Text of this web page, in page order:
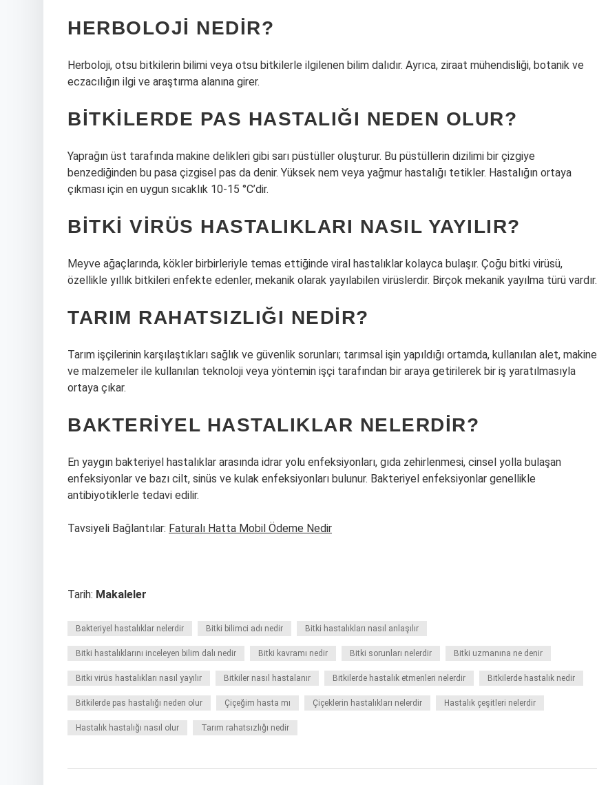
HERBOLOJI NEDIR?
Herboloji, otsu bitkilerin bilimi veya otsu bitkilerle ilgilenen bilim dalıdır. Ayrıca, ziraat mühendisliği, botanik ve
eczacılığın ilgi ve araştırma alanına girer.
BITKILERDE PAS HASTALIĞI NEDEN OLUR?
Yaprağın üst tarafında makine delikleri gibi sarı püstüller oluşturur. Bu püstüllerin dizilimi bir çizgiye
benzediğinden bu pasa çizgisel pas da denir. Yüksek nem veya yağmur hastalığı tetikler. Hastalığın ortaya
çıkması için en uygun sıcaklık 10-15 °C’dir.
BITKI VIRÜS HASTALIKLARI NASIL YAYILIR?
Meyve ağaçlarında, kökler birbirleriyle temas ettiğinde viral hastalıklar kolayca bulaşır. Çoğu bitki virüsü,
özellikle yıllık bitkileri enfekte edenler, mekanik olarak yayılabilen virüslerdir. Birçok mekanik yayılma türü vardır.
TARIM RAHATSIZLIĞI NEDIR?
Tarım işçilerinin karşılaştıkları sağlık ve güvenlik sorunları; tarımsal işin yapıldığı ortamda, kullanılan alet, makine
ve malzemeler ile kullanılan teknoloji veya yöntemin işçi tarafından bir araya getirilerek bir iş yaratılmasıyla
ortaya çıkar.
BAKTERIYEL HASTALIKLAR NELERDIR?
En yaygın bakteriyel hastalıklar arasında idrar yolu enfeksiyonları, gıda zehirlenmesi, cinsel yolla bulaşan
enfeksiyonlar ve bazı cilt, sinüs ve kulak enfeksiyonları bulunur. Bakteriyel enfeksiyonlar genellikle
antibiyotiklerle tedavi edilir.
Tavsiyeli Bağlantılar: Faturalı Hatta Mobil Ödeme Nedir
Tarih: Makaleler
Bakteriyel hastalıklar nelerdir Bitki bilimci adı nedir Bitki hastalıkları nasıl anlaşılır
Bitki hastalıklarını inceleyen bilim dalı nedir Bitki kavramı nedir Bitki sorunları nelerdir Bitki uzmanına ne denir
Bitki virüs hastalıkları nasıl yayılır Bitkiler nasıl hastalanır Bitkilerde hastalık etmenleri nelerdir Bitkilerde hastalık nedir
Bitkilerde pas hastalığı neden olur Çiçeğim hasta mı Çiçeklerin hastalıkları nelerdir Hastalık çeşitleri nelerdir
Hastalık hastalığı nasıl olur Tarım rahatsızlığı nedir